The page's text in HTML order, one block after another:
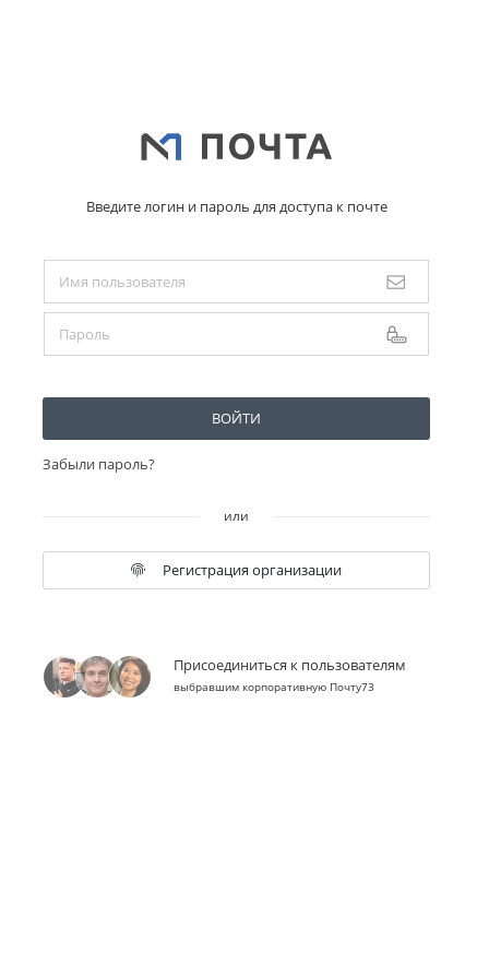
Введите логин и пароль для доступа к почте
ВОЙТИ
Забыли пароль?
или
Регистрация организации
Присоединиться к пользователям
выбравшим корпоративную Почту73